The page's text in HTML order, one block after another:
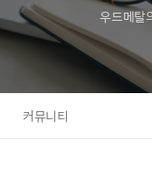
우드메탈
커뮤니티